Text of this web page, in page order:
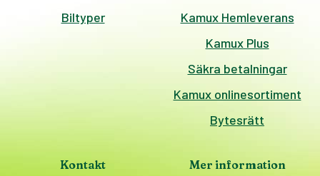
Biltyper
Kamux Hemleverans
Kamux Plus
Säkra betalningar
Kamux onlinesortiment
Bytesrätt
Kontakt Mer information